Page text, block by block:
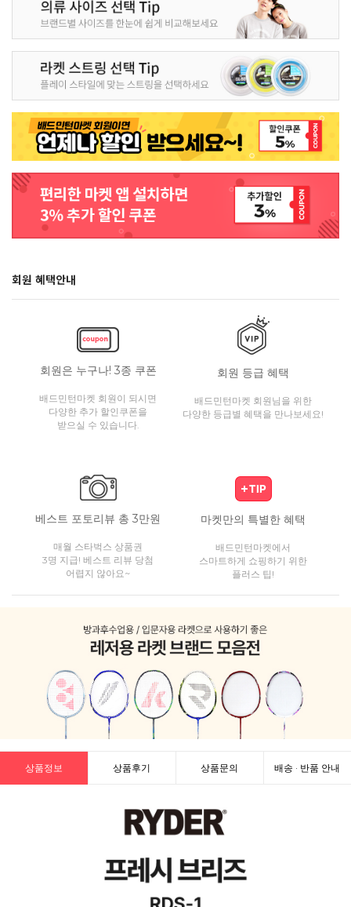
회원 혜택안내
회원은 누구나! 3종 쿠폰
배드민턴마켓 회원이 되시면
다양한 추가 할인쿠폰을
받으실 수 있습니다.
회원 등급 혜택
배드민턴마켓 회원님을 위한
다양한 등급별 혜택을 만나보세요!
베스트 포토리뷰 총 3만원
매월 스타벅스 상품권
3명 지급! 베스트 리뷰 당첨
어렵지 않아요~
마켓만의 특별한 혜택
배드민턴마켓에서
스마트하게 쇼핑하기 위한
플러스 팁!
상품정보 상품후기 상품문의 배송 · 반품 안내